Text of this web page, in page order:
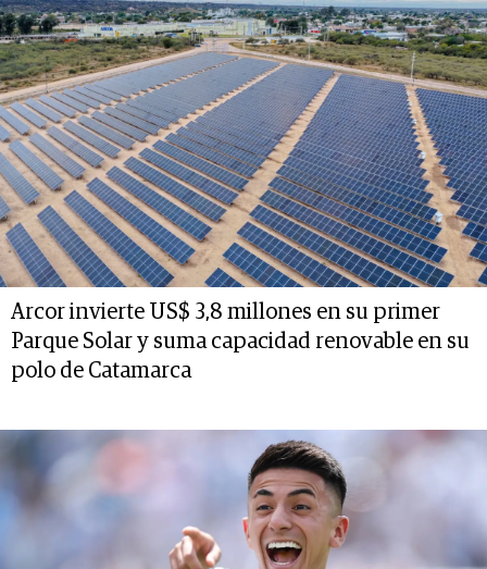
Arcor invierte US$ 3,8 millones en su primer
Parque Solar y suma capacidad renovable en su
polo de Catamarca